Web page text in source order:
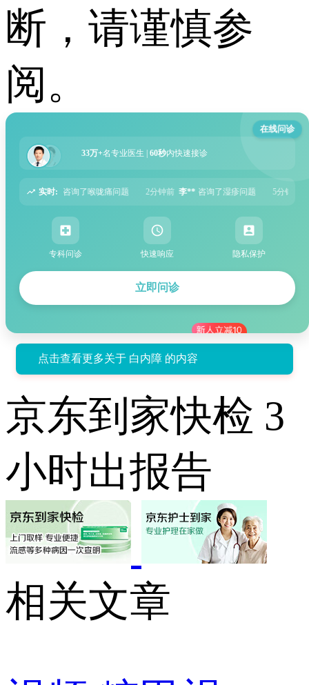
断，请谨慎参
阅。
在线问诊
33万+名专业医生 | 60秒内快速接诊
实时:
2分钟前 李** 咨询了湿疹问题 5分钟前 张** 咨询了过敏性鼻炎问题
专科问诊 快速响应 隐私保护
立即问诊
点击查看更多关于 白内障 的内容
京东到家快检 3
小时出报告
相关文章